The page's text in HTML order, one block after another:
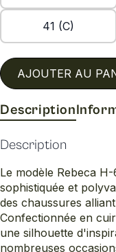
41 (C)
AJOUTER AU
Description
Description
Le modèle Rebeca
sophistiquée et
des chaussures
Confectionnée en
une silhouette
nombreuses